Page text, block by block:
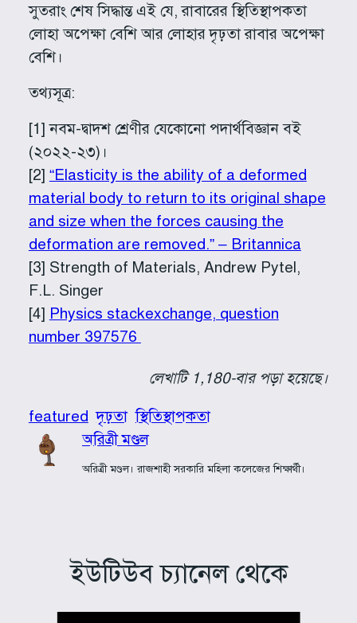
সুতরাং শেষ সিদ্ধান্ত এই যে, রাবারের স্থিতিস্থাপকতা
লোহা অপেক্ষা বেশি আর লোহার দৃঢ়তা রাবার অপেক্ষা
বেশি।
তথ্যসূত্র:
[1] নবম-দ্বাদশ শ্রেণীর যেকোনো পদার্থবিজ্ঞান বই
(২০২২-২৩)।
[2] “Elasticity is the ability of a deformed
material body to return to its original shape
and size when the forces causing the
deformation are removed.” – Britannica
[3] Strength of Materials, Andrew Pytel,
F.L. Singer
[4] Physics stackexchange, question
number 397576
লেখাটি 1,180-বার পড়া হয়েছে।
featured দৃঢ়তা স্থিতিস্থাপকতা
অরিত্রী মণ্ডল
অরিত্রী মণ্ডল। রাজশাহী সরকারি মহিলা কলেজের শিক্ষার্থী।
ইউটিউব চ্যানেল থেকে